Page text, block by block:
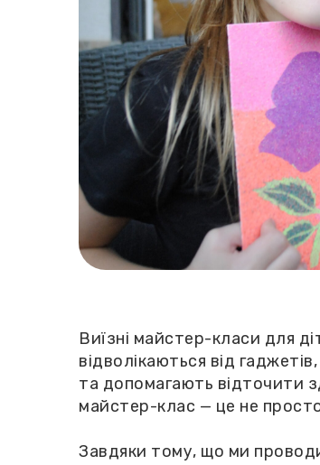
Виїзні майстер-класи для
відволікаються від
та допомагають відточити
майстер-клас — це не
Завдяки тому, що ми